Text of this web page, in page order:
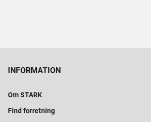
INFORMATION
Om STARK
Find forretning